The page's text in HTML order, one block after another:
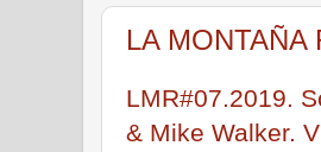
LA MONTAÑA
LMR#07.2019.
& Mike Walker.